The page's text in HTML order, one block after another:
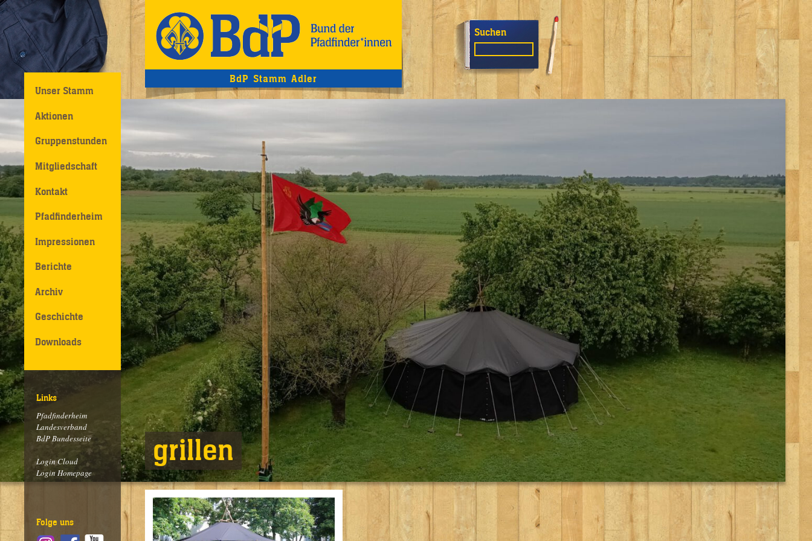
BdP Stamm Adler
Suchen
Unser Stamm
Aktionen
Gruppenstunden
Mitgliedschaft
Kontakt
Pfadfinderheim
Impressionen
Berichte
Archiv
Geschichte
Downloads
Links
Pfadfinderheim
Landesverband
BdP Bundesseite
Login Cloud
Login Homepage
Folge uns
grillen